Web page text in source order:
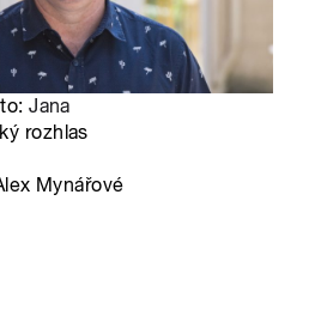
Jana
rozhlas
Mynářové